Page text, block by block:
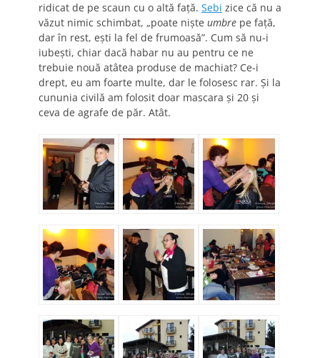
ridicat de pe scaun cu o altă faţă. Sebi zice că nu a
văzut nimic schimbat, „poate nişte umbre pe faţă,
dar în rest, eşti la fel de frumoasă”. Cum să nu-i
iubeşti, chiar dacă habar nu au pentru ce ne
trebuie nouă atâtea produse de machiat? Ce-i
drept, eu am foarte multe, dar le folosesc rar. Şi la
cununia civilă am folosit doar mascara şi 20 şi
ceva de agrafe de păr. Atât.